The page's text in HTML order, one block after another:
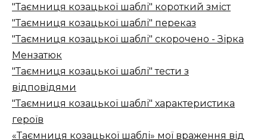
"Таємниця козацької шаблі" короткий зміст
"Таємниця козацької шаблі" переказ
"Таємниця козацької шаблі" скорочено - Зірка
Мензатюк
"Таємниця козацької шаблі" тести з
відповідями
"Таємниця козацької шаблі" характеристика
героїв
«Таємниця козацької шаблі» мої враження від